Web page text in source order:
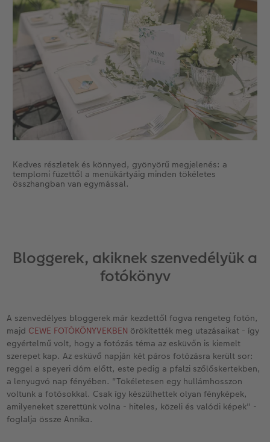
Kedves részletek és könnyed, gyönyörű megjelenés: a
templomi füzettől a menükártyáig minden tökéletes
összhangban van egymással.
Bloggerek, akiknek szenvedélyük a
fotókönyv
A szenvedélyes bloggerek már kezdettől fogva rengeteg fotón,
majd CEWE FOTÓKÖNYVEKBEN örökítették meg utazásaikat - így
egyértelmű volt, hogy a fotózás téma az esküvőn is kiemelt
szerepet kap. Az esküvő napján két páros fotózásra került sor:
reggel a speyeri dóm előtt, este pedig a pfalzi szőlőskertekben,
a lenyugvó nap fényében. "Tökéletesen egy hullámhosszon
voltunk a fotósokkal. Csak így készülhettek olyan fényképek,
amilyeneket szerettünk volna - hiteles, közeli és valódi képek" -
foglalja össze Annika.